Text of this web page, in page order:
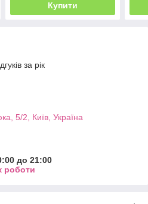
Купити
за рік
5/2, Київ, Україна
до 21:00
роботи